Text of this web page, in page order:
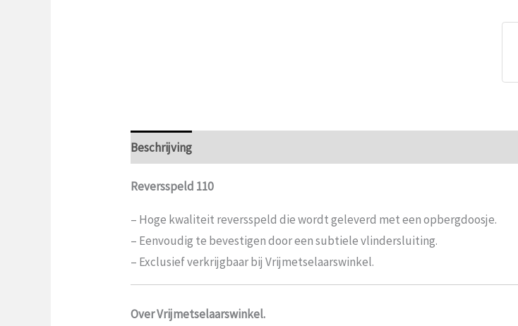
Beschrijving
Reversspeld 110
– Hoge kwaliteit reversspeld die wordt geleverd met een opbergdoosje.
– Eenvoudig te bevestigen door een subtiele vlindersluiting.
– Exclusief verkrijgbaar bij Vrijmetselaarswinkel.
Over Vrijmetselaarswinkel.